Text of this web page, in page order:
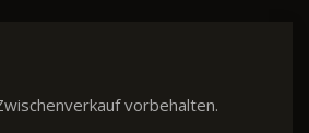
vorbehalten.